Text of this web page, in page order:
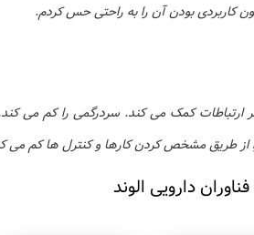
کاربردی بودن آن را به راحتی حس کردم.
کمک می کند. سردرگمی را کم می
از طریق مشخص کردن کارها و کنترل ها کم می
دارویی الوند